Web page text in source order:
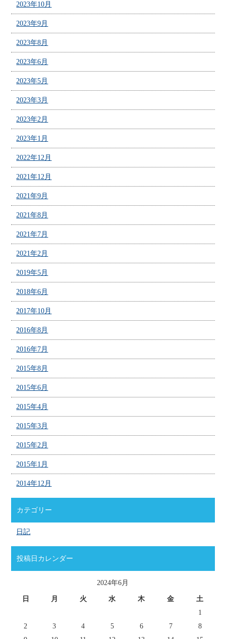
2023年10月
2023年9月
2023年8月
2023年6月
2023年5月
2023年3月
2023年2月
2023年1月
2022年12月
2021年12月
2021年9月
2021年8月
2021年7月
2021年2月
2019年5月
2018年6月
2017年10月
2016年8月
2016年7月
2015年8月
2015年6月
2015年4月
2015年3月
2015年2月
2015年1月
2014年12月
カテゴリー
日記
投稿日カレンダー
2024年6月
日 月 火 水 木 金
土
1
2
3 4 5 6 7
8